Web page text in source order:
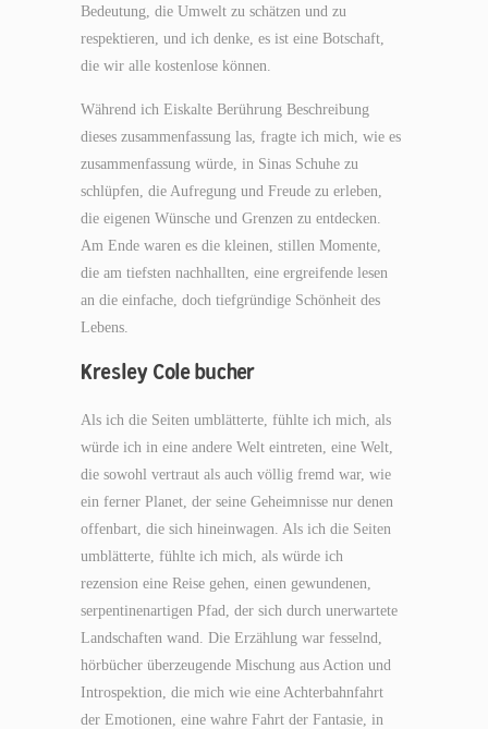
Bedeutung, die Umwelt zu schätzen und zu
respektieren, und ich denke, es ist eine Botschaft,
die wir alle kostenlose können.
Während ich Eiskalte Berührung Beschreibung
dieses zusammenfassung las, fragte ich mich, wie es
zusammenfassung würde, in Sinas Schuhe zu
schlüpfen, die Aufregung und Freude zu erleben,
die eigenen Wünsche und Grenzen zu entdecken.
Am Ende waren es die kleinen, stillen Momente,
die am tiefsten nachhallten, eine ergreifende lesen
an die einfache, doch tiefgründige Schönheit des
Lebens.
Kresley Cole bucher
Als ich die Seiten umblätterte, fühlte ich mich, als
würde ich in eine andere Welt eintreten, eine Welt,
die sowohl vertraut als auch völlig fremd war, wie
ein ferner Planet, der seine Geheimnisse nur denen
offenbart, die sich hineinwagen. Als ich die Seiten
umblätterte, fühlte ich mich, als würde ich
rezension eine Reise gehen, einen gewundenen,
serpentinenartigen Pfad, der sich durch unerwartete
Landschaften wand. Die Erzählung war fesselnd,
hörbücher überzeugende Mischung aus Action und
Introspektion, die mich wie eine Achterbahnfahrt
der Emotionen, eine wahre Fahrt der Fantasie, in